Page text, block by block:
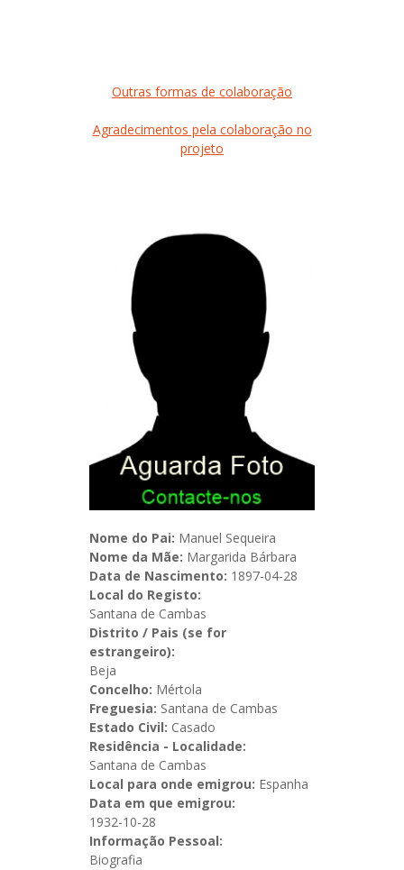
Outras formas de colaboração
Agradecimentos pela colaboração no
projeto
Nome do Pai: Manuel Sequeira
Nome da Mãe: Margarida Bárbara
Data de Nascimento: 1897-04-28
Local do Registo:
Santana de Cambas
Distrito / Pais (se for
estrangeiro):
Beja
Concelho: Mértola
Freguesia: Santana de Cambas
Estado Civil: Casado
Residência - Localidade:
Santana de Cambas
Local para onde emigrou: Espanha
Data em que emigrou:
1932-10-28
Informação Pessoal:
Biografia